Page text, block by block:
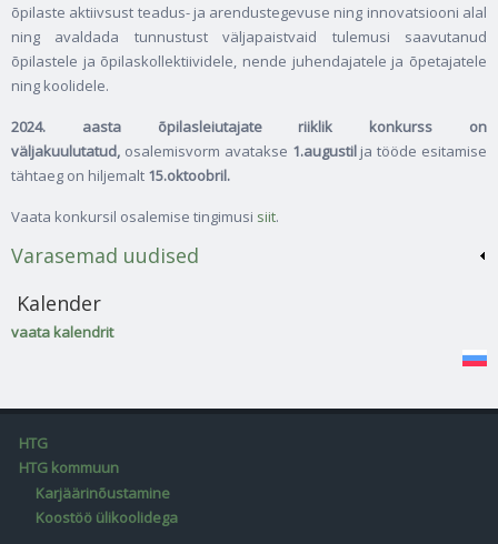
õpilaste aktiivsust teadus- ja arendustegevuse ning innovatsiooni alal
ning avaldada tunnustust väljapaistvaid tulemusi saavutanud
õpilastele ja õpilaskollektiividele, nende juhendajatele ja õpetajatele
ning koolidele.
2024. aasta õpilasleiutajate riiklik konkurss on
väljakuulutatud, osalemisvorm avatakse 1.augustil ja tööde esitamise
tähtaeg on hiljemalt 15.oktoobril.
Vaata konkursil osalemise tingimusi siit.
Varasemad uudised
Kalender
vaata kalendrit
HTG
HTG kommuun
Karjäärinõustamine
Koostöö ülikoolidega